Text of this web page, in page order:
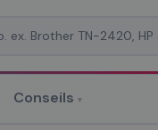
Conseils ▾